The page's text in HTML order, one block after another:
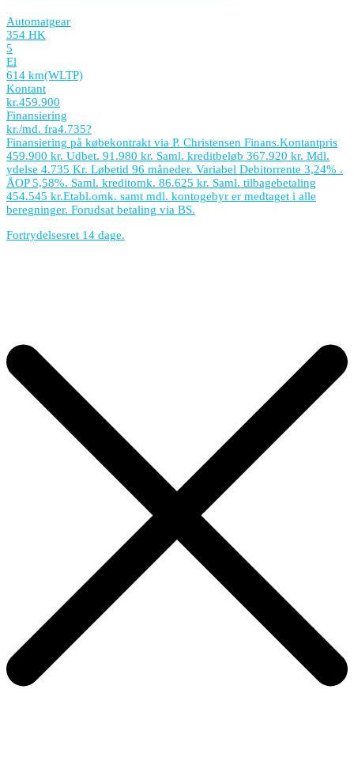
Automatgear
354 HK
5
El
614 km(WLTP)
Kontant
kr.459.900
Finansiering
kr./md. fra4.735?
Finansiering på købekontrakt via P. Christensen Finans.Kontantpris
459.900 kr. Udbet. 91.980 kr. Saml. kreditbeløb 367.920 kr. Mdl.
ydelse 4.735 Kr. Løbetid 96 måneder. Variabel Debitorrente 3,24% .
ÅOP 5,58%. Saml. kreditomk. 86.625 kr. Saml. tilbagebetaling
454.545 kr.Etabl.omk. samt mdl. kontogebyr er medtaget i alle
beregninger. Forudsat betaling via BS.
Fortrydelsesret 14 dage.